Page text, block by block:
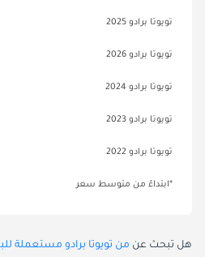
تويوتا برادو 2025
تويوتا برادو 2026
تويوتا برادو 2024
تويوتا برادو 2023
تويوتا برادو 2022
*ابتداءً من متوسط سعر
هل تبحث عن من تويوتا برادو مستعملة